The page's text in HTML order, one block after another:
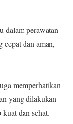
dalam perawatan
dan aman,
memperhatikan
yang dilakukan
dan sehat.